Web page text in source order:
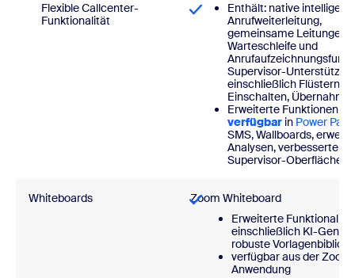
Flexible Callcenter-
Funktionalität
Enthält: native
Anrufweiterleitung,
gemeinsame Leitungen,
Warteschleife und
Supervisor-
einschließlich Flüstern,
Einschalten, Übernahme
Erweiterte Funktionen
verfügbar in Power Pack
SMS, Wallboards,
Analysen, verbesserte
Supervisor-Oberfläche
Whiteboards
Zoom Whiteboard
Erweiterte Funktionalität
einschließlich KI-
robuste
verfügbar aus der
Anwendung